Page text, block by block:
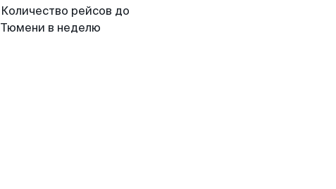
Количество рейсов до
Тюмени в неделю